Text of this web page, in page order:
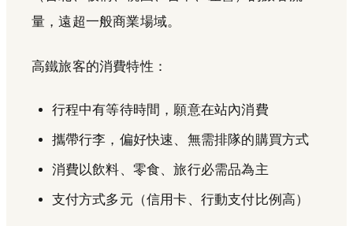
量，遠超一般商業場域。
高鐵旅客的消費特性：
行程中有等待時間，願意在站內消費
攜帶行李，偏好快速、無需排隊的購買方式
消費以飲料、零食、旅行必需品為主
支付方式多元（信用卡、行動支付比例高）